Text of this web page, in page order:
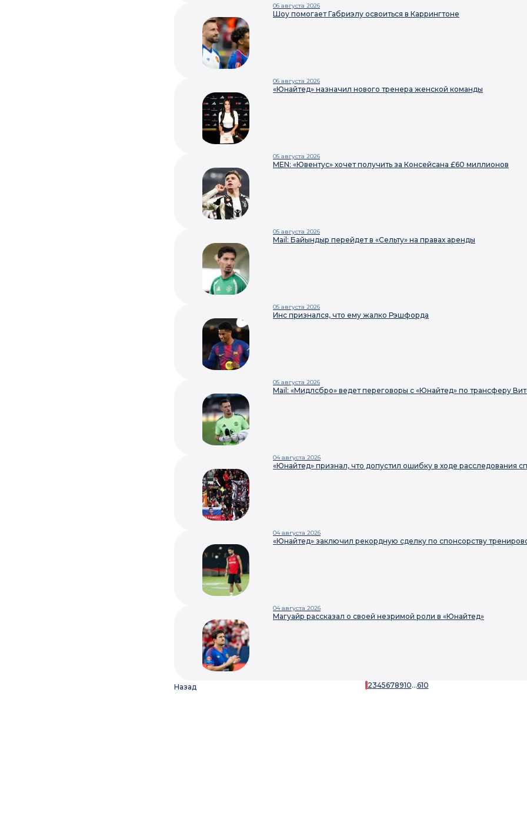
06 августа 2026
Шоу помогает Габриэлу освоиться в Каррингтоне
06 августа 2026
«Юнайтед» назначил нового тренера женской команды
05 августа 2026
MEN: «Ювентус» хочет получить за Консейсана £60 миллионов
05 августа 2026
Mail: Байындыр перейдет в «Сельту» на правах аренды
05 августа 2026
Инс признался, что ему жалко Рэшфорда
05 августа 2026
Mail: «Мидлсбро» ведет переговоры с «Юнайтед» по трансферу
04 августа 2026
«Юнайтед» признал, что допустил ошибку в ходе расследования
04 августа 2026
«Юнайтед» заключил рекордную сделку по спонсорству
04 августа 2026
Магуайр рассказал о своей незримой роли в «Юнайтед»
12345678910...610
Назад